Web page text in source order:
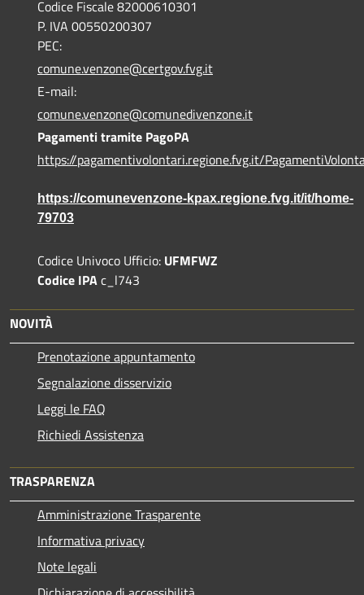
Codice Fiscale 82000610301
P. IVA 00550200307
PEC:
comune.venzone@certgov.fvg.it
E-mail:
comune.venzone@comunedivenzone.it
Pagamenti tramite PagoPA
https://pagamentivolontari.regione.fvg.it/
https://comunevenzone-kpax.regione.fvg.it/it/home-
79703
Codice Univoco Ufficio: UFMFWZ
Codice IPAc_l743
NOVITÀ
Prenotazione appuntamento
Segnalazione disservizio
Leggi le FAQ
Richiedi Assistenza
TRASPARENZA
Amministrazione Trasparente
Informativa privacy
Note legali